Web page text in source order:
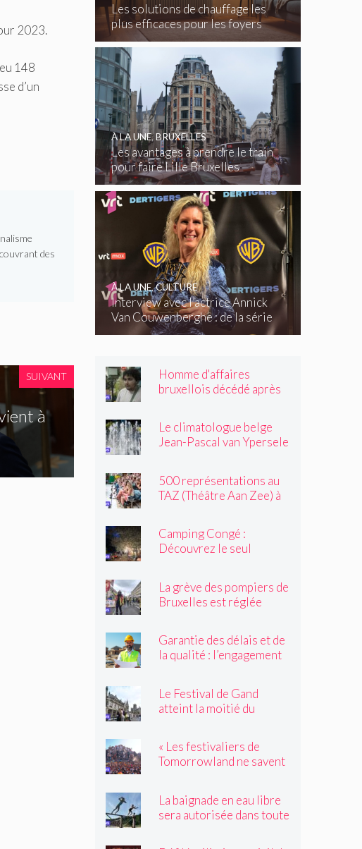
2023.
148
d’un
des
SUIVANT
à
Les solutions de chauffage les
plus efficaces pour les foyers
belges
Les avantages à prendre le train
pour faire Lille Bruxelles
À LA UNE,BRUXELLES
Interview avec l’actrice Annick
Van Couwenberghe : de la série
télévisée Dertigers au court-
À LA UNE,CULTURE
Homme d'affaires
bruxellois décédé après
son passage, il souriait
toujours »
Le climatologue belge
Jean-Pascal van Ypersele
500 représentations au
TAZ (Théâtre Aan Zee) à
Camping Congé :
Découvrez le seul
La grève des pompiers de
Bruxelles est réglée
Garantie des délais et de
la qualité : l’engagement
Le Festival de Gand
atteint la moitié du
« Les festivaliers de
Tomorrowland ne savent
La baignade en eau libre
sera autorisée dans toute